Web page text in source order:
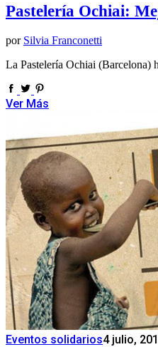
Pastelería Ochiai:
por Silvia Franconetti
La Pastelería Ochiai (Barcelona)
Ver Más
Eventos solidarios4 julio,